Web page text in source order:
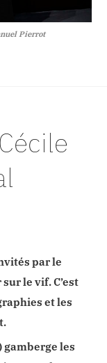
Pierrot
par le
le vif. C’est
et les
les